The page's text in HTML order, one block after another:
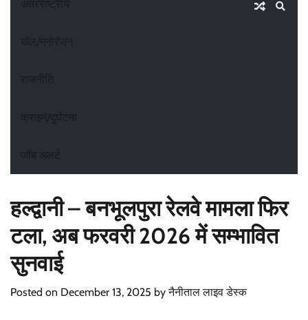
अंतरराष्ट्रीय
खेल/मनोरंजन
राजनीति
क्राइम/दुर्घटना
जॉब अलर्ट
हल्द्वानी – बनभूलपुरा रेलवे मामला फिर
टला, अब फरवरी 2026 में सम्भावित
सुनवाई
Posted on December 13, 2025 byनैनीताल लाइव डेस्क